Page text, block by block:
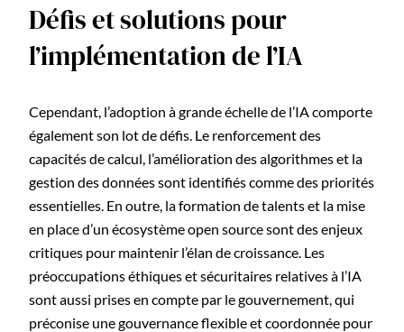
Défis et solutions pour
l’implémentation de l’IA
Cependant, l’adoption à grande échelle de l’IA comporte
également son lot de défis. Le renforcement des
capacités de calcul, l’amélioration des algorithmes et la
gestion des données sont identifiés comme des priorités
essentielles. En outre, la formation de talents et la mise
en place d’un écosystème open source sont des enjeux
critiques pour maintenir l’élan de croissance. Les
préoccupations éthiques et sécuritaires relatives à l’IA
sont aussi prises en compte par le gouvernement, qui
préconise une gouvernance flexible et coordonnée pour